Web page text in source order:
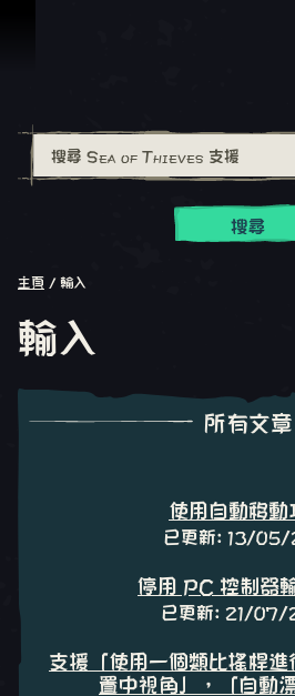
搜尋
主頁 輸入
輸入
所有文章
使用自動移動
已更新: 13/05/
停用 PC 控制器
已更新: 21/
支援「使用一個類比搖桿
置中視角」，「自動